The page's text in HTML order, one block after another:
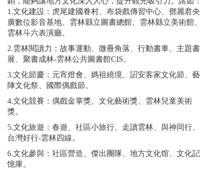
1.文化建設：虎尾建國眷村、布袋戲傳習中心、鄧麗君央
廣數位影音基地、雲林縣立圖書總館、雲林縣立美術館、
雲林斗六表演廳。
2.雲林閱讀力：故事運動、微冊角落、行動書車、主題書
展、聚書成林-雲林公共圖書館CIS。
3.文化節慶：元宵燈會、媽祖繞境、詔安客家文化節、藝
陣文化祭、國際偶戲節。
4.文化競賽：偶戲金掌獎、文化藝術獎、雲林兒童美術
獎。
5.文化旅遊：春遊、社區小旅行、走讀雲林、與神同行、
台灣好行-雲林四線。
6.文化參與：社區營造、傑出團隊、地方文化馆、文化記
憶庫。